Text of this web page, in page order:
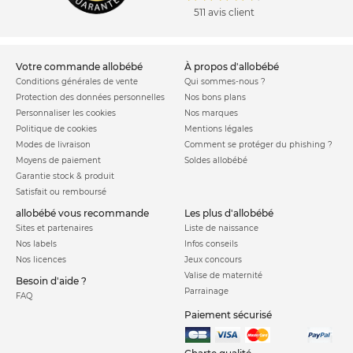
Les différents modèles existants sont classés par groupes, en
fonction de l'âge, de la taille, et du poids de l'enfant. Certains
sont prévus pour les enfants en bas âge uniquement (jusqu'à
18 kg maximum), et d'autres peuvent s'utiliser jusqu'aux 12
ans de l'enfant.
Groupe 0+/1
Le siège auto groupe 0+/1
18 kg.
Groupe 1
Les sièges du groupe 1
concernent les enfants dont le poids
varie
conviennent à des petits pesant
511 avis client
votre commande allobébé
Conditions générales de vente
Protection des données personnelles
Personnaliser les cookies
Politique de cookies
Modes de livraison
Moyens de paiement
Garantie stock & produit
Satisfait ou remboursé
à propos d'allobébé
Qui sommes-nous ?
Nos bons plans
Nos marques
Mentions légales
Comment se protéger du phishing ?
Soldes allobébé
allobébé vous recommande
Sites et partenaires
Nos labels
Nos licences
Besoin d'aide ?
FAQ
les plus d'allobébé
Liste de naissance
Infos conseils
Jeux concours
Valise de maternité
Parrainage
Paiement sécurisé